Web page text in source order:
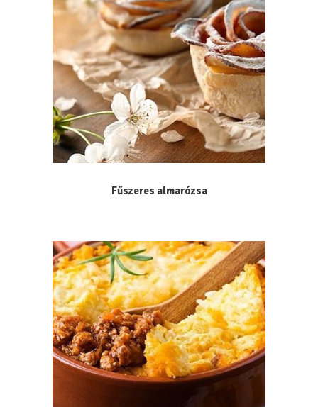
Fűszeres almarózsa